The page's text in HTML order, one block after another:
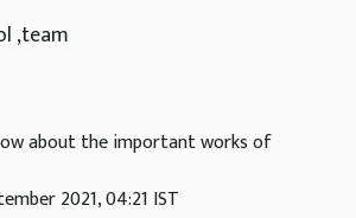
,team
about the important works of
2021, 04:21 IST